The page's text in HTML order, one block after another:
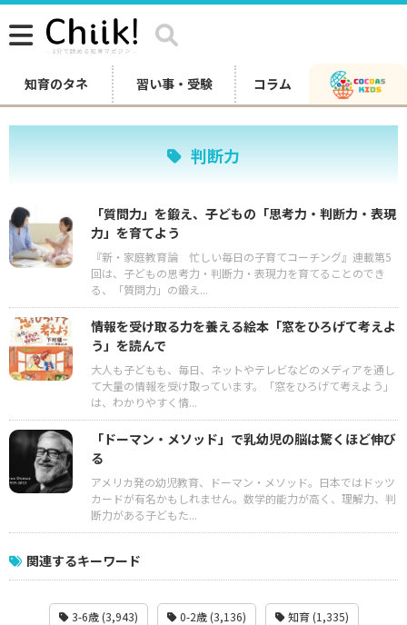
知育のタネ 習い事・受験 コラム
判断力
「質問力」を鍛え、子どもの「思考力・判断力・表現
力」を育てよう
『新・家庭教育論 忙しい毎日の子育てコーチング』連載第5
回は、子どもの思考力・判断力・表現力を育てることのでき
る、「質問力」の鍛え...
情報を受け取る力を養える絵本「窓をひろげて考えよ
う」を読んで
大人も子どもも、毎日、ネットやテレビなどのメディアを通し
て大量の情報を受け取っています。「窓をひろげて考えよう」
は、わかりやすく情...
「ドーマン・メソッド」で乳幼児の脳は驚くほど伸び
る
アメリカ発の幼児教育、ドーマン・メソッド。日本ではドッツ
カードが有名かもしれません。数学的能力が高く、理解力、判
断力がある子どもた...
関連するキーワード
3-6歳 (3,943) 0-2歳 (3,136) 知育 (1,335)